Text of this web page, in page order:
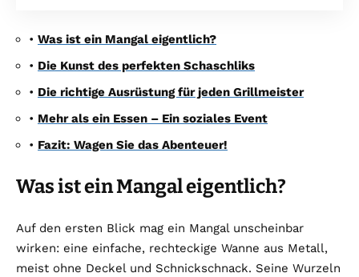
• Was ist ein Mangal eigentlich?
• Die Kunst des perfekten Schaschliks
• Die richtige Ausrüstung für jeden Grillmeister
• Mehr als ein Essen – Ein soziales Event
• Fazit: Wagen Sie das Abenteuer!
Was ist ein Mangal eigentlich?
Auf den ersten Blick mag ein Mangal unscheinbar
wirken: eine einfache, rechteckige Wanne aus Metall,
meist ohne Deckel und Schnickschnack. Seine Wurzeln